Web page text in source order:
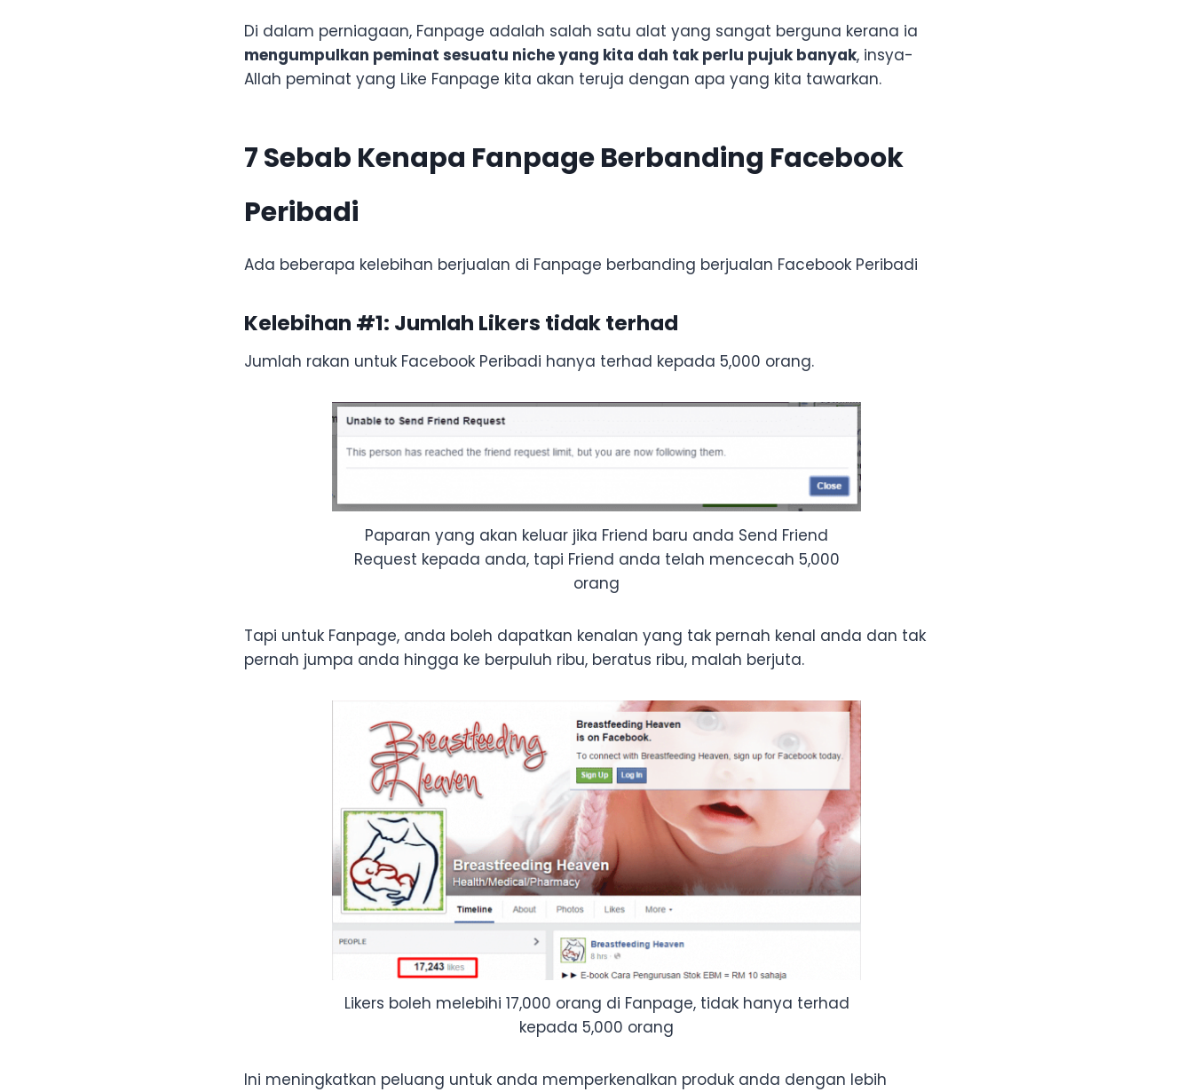
Di dalam perniagaan, Fanpage adalah salah satu alat yang sangat berguna kerana ia
mengumpulkan peminat sesuatu niche yang kita dah tak perlu pujuk banyak, insya-
Allah peminat yang Like Fanpage kita akan teruja dengan apa yang kita tawarkan.
7 Sebab Kenapa Fanpage Berbanding Facebook
Peribadi
Ada beberapa kelebihan berjualan di Fanpage berbanding berjualan Facebook Peribadi
Kelebihan #1: Jumlah Likers tidak terhad
Jumlah rakan untuk Facebook Peribadi hanya terhad kepada 5,000 orang.
Paparan yang akan keluar jika Friend baru anda Send Friend
Request kepada anda, tapi Friend anda telah mencecah 5,000
orang
Tapi untuk Fanpage, anda boleh dapatkan kenalan yang tak pernah kenal anda dan tak
pernah jumpa anda hingga ke berpuluh ribu, beratus ribu, malah berjuta.
Likers boleh melebihi 17,000 orang di Fanpage, tidak hanya terhad
kepada 5,000 orang
Ini meningkatkan peluang untuk anda memperkenalkan produk anda dengan lebih